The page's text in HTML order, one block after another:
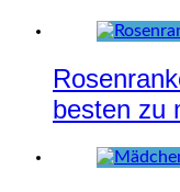
besten zu